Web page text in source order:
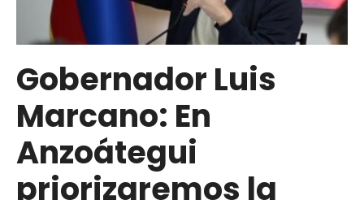
juguetes
para
familias
afectadas
por
sismos
en
Gobernador Luis
Marcano: En
Anzoátegui
priorizaremos la